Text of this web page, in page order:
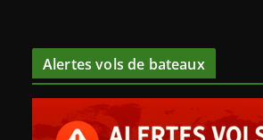
Alertes vols de bateaux